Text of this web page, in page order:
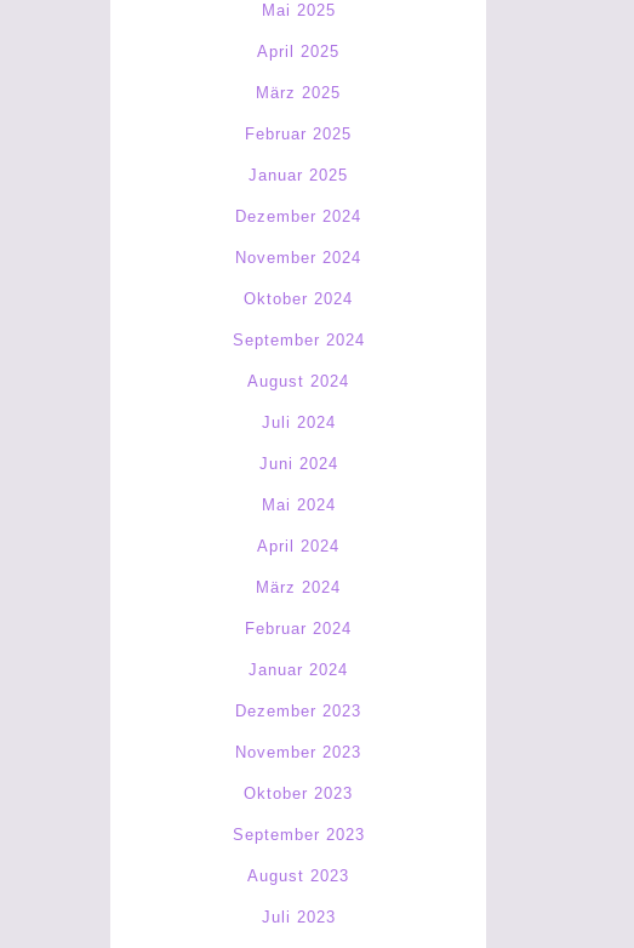
Mai 2025
April 2025
März 2025
Februar 2025
Januar 2025
Dezember 2024
November 2024
Oktober 2024
September 2024
August 2024
Juli 2024
Juni 2024
Mai 2024
April 2024
März 2024
Februar 2024
Januar 2024
Dezember 2023
November 2023
Oktober 2023
September 2023
August 2023
Juli 2023